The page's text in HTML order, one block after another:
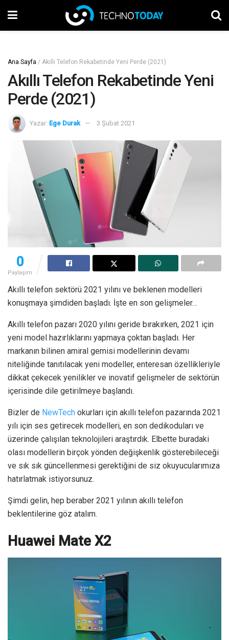
Ana Sayfa / Akıllı Telefon Rekabetinde Yeni Perde (2021)
Akıllı Telefon Rekabetinde Yeni
Perde (2021)
Yazar: Ege Durak 3 Şubat 2021
0
Paylaşım
Akıllı telefon sektörü 2021 yılını ve beklenen modelleri
konuşmaya şimdiden başladı. İşte en son gelişmeler…
Akıllı telefon pazarı 2020 yılını geride bırakırken, 2021 için
yeni model hazırlıklarını yapmaya çoktan başladı. Her
markanın bilinen amiral gemisi modellerinin devamı
niteliğinde tanıtılacak yeni modeller, enteresan özellikleriyle
dikkat çekecek yenilikler ve inovatif gelişmeler de sektörün
içerisinde dile getirilmeye başlandı.
Bizler de NewTech okurları için akıllı telefon pazarında 2021
yılı için ses getirecek modelleri, en son dedikoduları ve
üzerinde çalışılan teknolojileri araştırdık. Elbette buradaki
olası modellerin birçok yönden değişkenlik gösterebileceği
ve sık sık güncellenmesi gerektiğini de siz okuyucularımıza
hatırlatmak istiyorsunuz.
Şimdi gelin, hep beraber 2021 yılının akıllı telefon
beklentilerine göz atalım.
Huawei Mate X2